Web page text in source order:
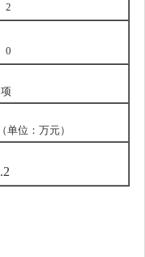
2
0
单位：万元）